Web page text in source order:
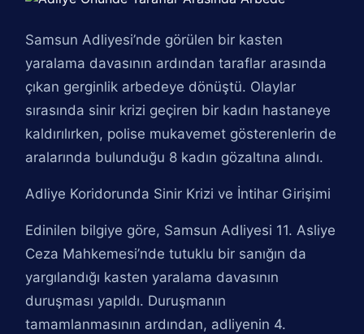
Samsun Adliyesi’nde görülen bir kasten
yaralama davasının ardından taraflar arasında
çıkan gerginlik arbedeye dönüştü. Olaylar
sırasında sinir krizi geçiren bir kadın hastaneye
kaldırılırken, polise mukavemet gösterenlerin de
aralarında bulunduğu 8 kadın gözaltına alındı.
Adliye Koridorunda Sinir Krizi ve İntihar Girişimi
Edinilen bilgiye göre, Samsun Adliyesi 11. Asliye
Ceza Mahkemesi’nde tutuklu bir sanığın da
yargılandığı kasten yaralama davasının
duruşması yapıldı. Duruşmanın
tamamlanmasının ardından, adliyenin 4.